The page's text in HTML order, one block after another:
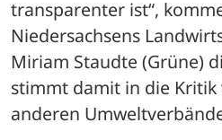
transparenter ist“,
Niedersachsens
Miriam Staudte (Grüne)
stimmt damit in die Kritik
anderen